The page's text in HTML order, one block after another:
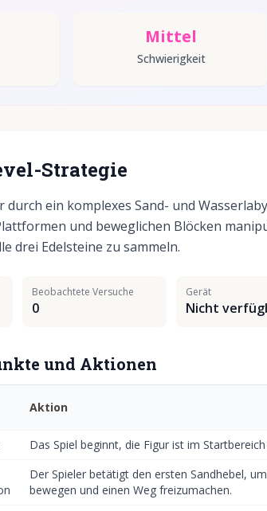
Mittel
Schwierigkeit
Strategie
durch ein komplexes Sand- und
und beweglichen Blöcken
drei Edelsteine zu sammeln.
Beobachtete Versuche
0
Gerät
Nicht
und Aktionen
Aktion
Das Spiel beginnt, die Figur ist im
Der Spieler betätigt den ersten Sandhebel,
bewegen und einen Weg freizumachen.